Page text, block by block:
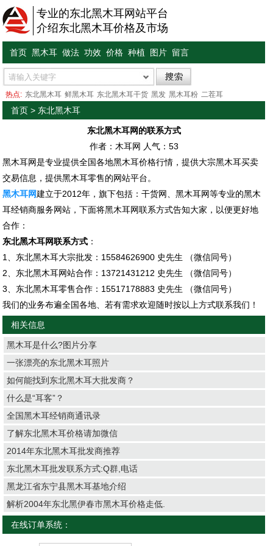
专业的东北黑木耳网站平台
介绍东北黑木耳价格及市场
首页 黑木耳 做法 功效 价格 种植 图片 留言
热点: 东北黑木耳 鲜黑木耳 东北黑木耳干货 黑发 黑木耳粉 二茬耳
首页 > 东北黑木耳
东北黑木耳网的联系方式
作者：木耳网 人气： 53
黑木耳网是专业提供全国各地黑木耳价格行情，提供大宗黑木耳买卖
交易信息，提供黑木耳零售的网站平台。
黑木耳网建立于2012年，旗下包括：干货网、黑木耳网等专业的黑木
耳经销商服务网站，下面将黑木耳网联系方式告知大家，以便更好地
合作：
东北黑木耳网联系方式 ：
1、东北黑木耳大宗批发：15584626900 史先生 （微信同号）
2、东北黑木耳网站合作：13721431212 史先生 （微信同号）
3、东北黑木耳零售合作：15517178883 史先生 （微信同号）
我们的业务布遍全国各地、若有需求欢迎随时按以上方式联系我们！
相关信息
黑木耳是什么?图片分享
一张漂亮的东北黑木耳照片
如何能找到东北黑木耳大批发商？
什么是“耳客”？
全国黑木耳经销商通讯录
了解东北黑木耳价格请加微信
2014年东北黑木耳批发商推荐
东北黑木耳批发联系方式:Q群,电话
黑龙江省东宁县黑木耳基地介绍
解析2004年东北黑伊春市黑木耳价格走低.
在线订单系统：